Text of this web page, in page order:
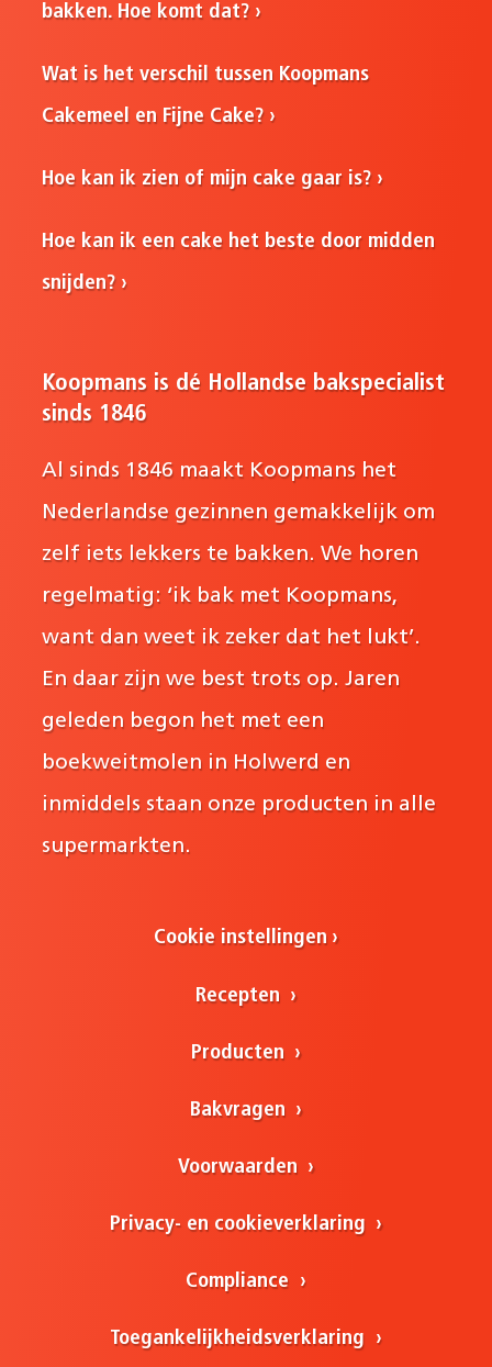
bakken. Hoe komt dat?
Wat is het verschil tussen Koopmans
Cakemeel en Fijne Cake?
Hoe kan ik zien of mijn cake gaar is?
Hoe kan ik een cake het beste door midden
snijden?
Koopmans is dé Hollandse bakspecialist
sinds 1846
Al sinds 1846 maakt Koopmans het
Nederlandse gezinnen gemakkelijk om
zelf iets lekkers te bakken. We horen
regelmatig: ‘ik bak met Koopmans,
want dan weet ik zeker dat het lukt’.
En daar zijn we best trots op. Jaren
geleden begon het met een
boekweitmolen in Holwerd en
inmiddels staan onze producten in alle
supermarkten.
Cookie instellingen
Recepten
Producten
Bakvragen
Voorwaarden
Privacy- en cookieverklaring
Compliance
Toegankelijkheidsverklaring